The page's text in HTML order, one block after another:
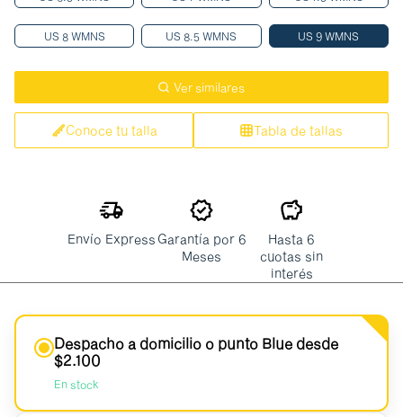
US 8 WMNS US 8.5 WMNS US 9 WMNS
Ver similares
Conoce tu talla Tabla de tallas
Envío Express Garantía por 6
Meses
Hasta 6
cuotas sin
interés
Despacho a domicilio o punto Blue desde
$2.100
En stock